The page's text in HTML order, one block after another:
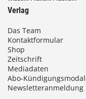
Verlag
Das Team
Kontaktformular
Shop
Zeitschrift
Mediadaten
Abo-
Newsletteranmeldung